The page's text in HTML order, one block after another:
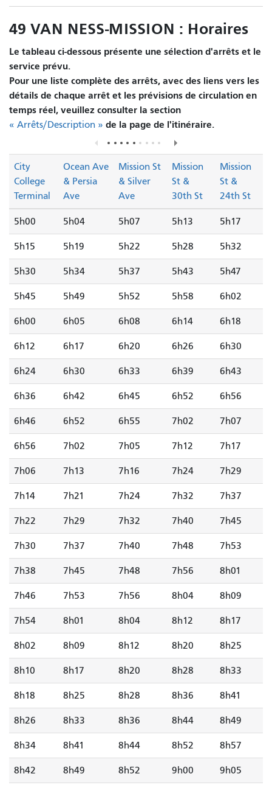
49 VAN NESS-MISSION : Horaires
Le tableau ci-dessous présente une sélection d'arrêts et le
service prévu.
Pour une liste complète des arrêts, avec des liens vers les
détails de chaque arrêt et les prévisions de circulation en
temps réel, veuillez consulter la section
« Arrêts/Description » de la page de l'itinéraire.
City
College
Terminal
Ocean Ave
& Persia
Ave
Mission St
& Silver
Ave
Mission
St &
30th St
Mission
St &
24th St
5h00 5h04 5h07 5h13 5h17
5h15 5h19 5h22 5h28 5h32
5h30 5h34 5h37 5h43 5h47
5h45 5h49 5h52 5h58 6h02
6h00 6h05 6h08 6h14 6h18
6h12 6h17 6h20 6h26 6h30
6h24 6h30 6h33 6h39 6h43
6h36 6h42 6h45 6h52 6h56
6h46 6h52 6h55 7h02 7h07
6h56 7h02 7h05 7h12 7h17
7h06 7h13 7h16 7h24 7h29
7h14 7h21 7h24 7h32 7h37
7h22 7h29 7h32 7h40 7h45
7h30 7h37 7h40 7h48 7h53
7h38 7h45 7h48 7h56 8h01
7h46 7h53 7h56 8h04 8h09
7h54 8h01 8h04 8h12 8h17
8h02 8h09 8h12 8h20 8h25
8h10 8h17 8h20 8h28 8h33
8h18 8h25 8h28 8h36 8h41
8h26 8h33 8h36 8h44 8h49
8h34 8h41 8h44 8h52 8h57
8h42 8h49 8h52 9h00 9h05